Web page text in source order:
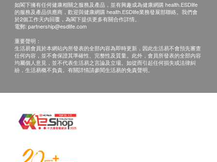
如閣下擁有任何健康相關之服務及產品，並有興趣成為健康網購 health.ESDlife
的服務及產品供應商，歡迎與健康網購 health.ESDlife業務發展部聯絡。我們會
於2個工作天內回覆，為閣下提供更多有關合作詳情。
電郵: partnership@esdlife.com
重要聲明：
生活易會員於本網站內所發表的全部內容為即時更新，因此生活易不會預先審查
任何內容，並不會保證其準確性、完整性及質量。此外，會員所發表的全部內容
均屬個人意見，並不代表生活易之言論及立場。如從而引起任何損失或法律糾
紛，生活易概不負責。有關詳情請參閱生活易的免責聲明。